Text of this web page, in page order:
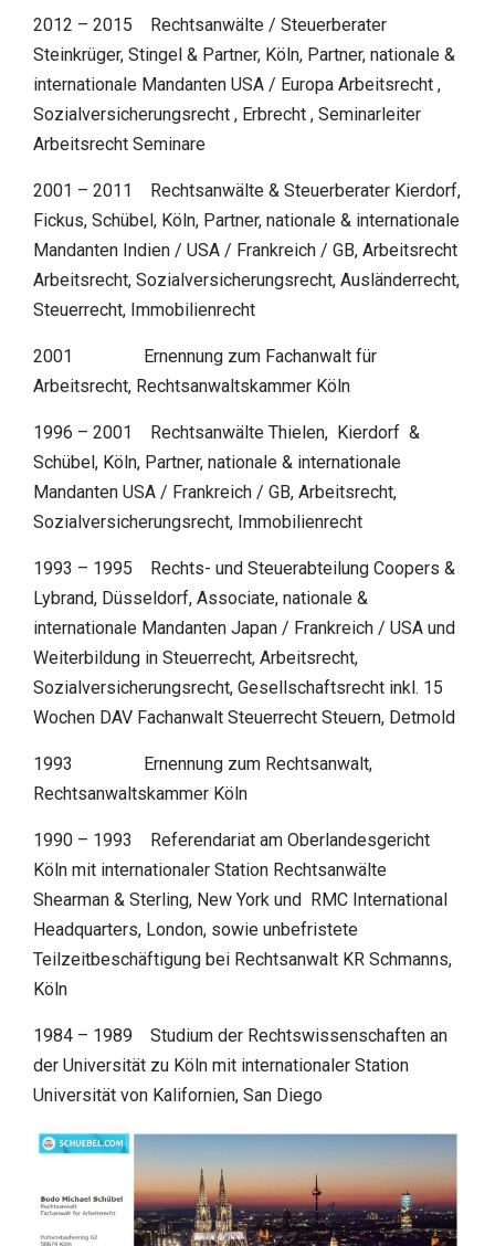
2012 – 2015 Rechtsanwälte / Steuerberater
Steinkrüger, Stingel & Partner, Köln, Partner, nationale &
internationale Mandanten USA / Europa Arbeitsrecht ,
Sozialversicherungsrecht , Erbrecht , Seminarleiter
Arbeitsrecht Seminare
2001 – 2011 Rechtsanwälte & Steuerberater Kierdorf,
Fickus, Schübel, Köln, Partner, nationale & internationale
Mandanten Indien / USA / Frankreich / GB, Arbeitsrecht
Arbeitsrecht, Sozialversicherungsrecht, Ausländerrecht,
Steuerrecht, Immobilienrecht
2001 Ernennung zum Fachanwalt für
Arbeitsrecht, Rechtsanwaltskammer Köln
1996 – 2001 Rechtsanwälte Thielen, Kierdorf &
Schübel, Köln, Partner, nationale & internationale
Mandanten USA / Frankreich / GB, Arbeitsrecht,
Sozialversicherungsrecht, Immobilienrecht
1993 – 1995 Rechts- und Steuerabteilung Coopers &
Lybrand, Düsseldorf, Associate, nationale &
internationale Mandanten Japan / Frankreich / USA und
Weiterbildung in Steuerrecht, Arbeitsrecht,
Sozialversicherungsrecht, Gesellschaftsrecht inkl. 15
Wochen DAV Fachanwalt Steuerrecht Steuern, Detmold
1993 Ernennung zum Rechtsanwalt,
Rechtsanwaltskammer Köln
1990 – 1993 Referendariat am Oberlandesgericht
Köln mit internationaler Station Rechtsanwälte
Shearman & Sterling, New York und RMC International
Headquarters, London, sowie unbefristete
Teilzeitbeschäftigung bei Rechtsanwalt KR Schmanns,
Köln
1984 – 1989 Studium der Rechtswissenschaften an
der Universität zu Köln mit internationaler Station
Universität von Kalifornien, San Diego